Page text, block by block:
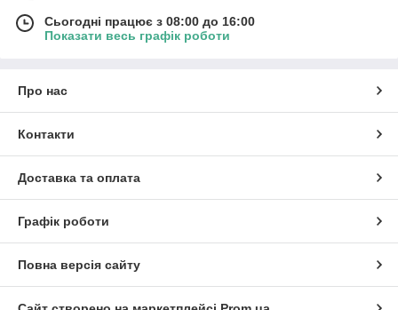
Сьогодні працює з 08:00 до 16:00
Показати весь графік роботи
Про нас
Контакти
Доставка та оплата
Графік роботи
Повна версія сайту